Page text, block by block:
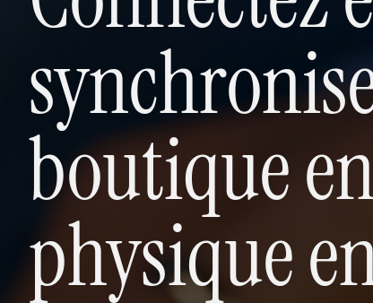
boutique
physique